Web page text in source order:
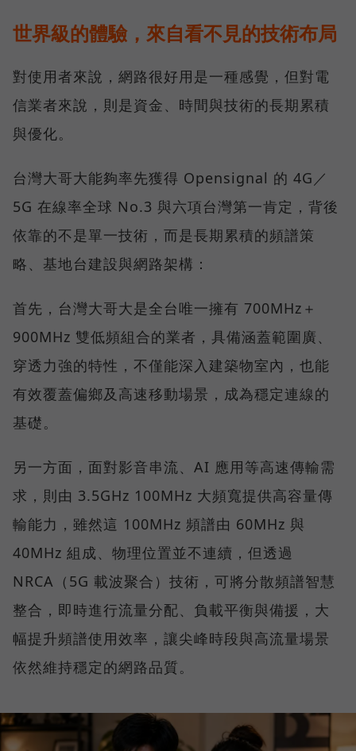
世界級的體驗，來自看不見的技術布局
對使用者來說，網路很好用是一種感覺，但對電
信業者來說，則是資金、時間與技術的長期累積
與優化。
台灣大哥大能夠率先獲得 Opensignal 的 4G／
5G 在線率全球 No.3 與六項台灣第一肯定，背後
依靠的不是單一技術，而是長期累積的頻譜策
略、基地台建設與網路架構：
首先，台灣大哥大是全台唯一擁有 700MHz＋
900MHz 雙低頻組合的業者，具備涵蓋範圍廣、
穿透力強的特性，不僅能深入建築物室內，也能
有效覆蓋偏鄉及高速移動場景，成為穩定連線的
基礎。
另一方面，面對影音串流、AI 應用等高速傳輸需
求，則由 3.5GHz 100MHz 大頻寬提供高容量傳
輸能力，雖然這 100MHz 頻譜由 60MHz 與
40MHz 組成、物理位置並不連續，但透過
NRCA（5G 載波聚合）技術，可將分散頻譜智慧
整合，即時進行流量分配、負載平衡與備援，大
幅提升頻譜使用效率，讓尖峰時段與高流量場景
依然維持穩定的網路品質。